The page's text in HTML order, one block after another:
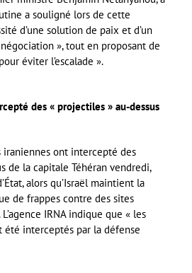
a souligné lors de cette
d’une solution de paix et d’un
», tout en proposant de
éviter l’escalade ».
des « projectiles » au-dessus
iraniennes ont intercepté des
de la capitale Téhéran vendredi,
alors qu’Israël maintient la
de frappes contre des sites
IRNA indique que « les
interceptés par la défense